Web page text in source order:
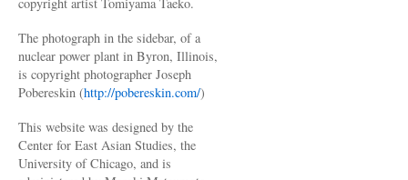
The photograph in the sidebar, of a
nuclear power plant in Byron, Illinois,
is copyright photographer Joseph
Pobereskin (http://pobereskin.com/)
This website was designed by the
Center for East Asian Studies, the
University of Chicago, and is